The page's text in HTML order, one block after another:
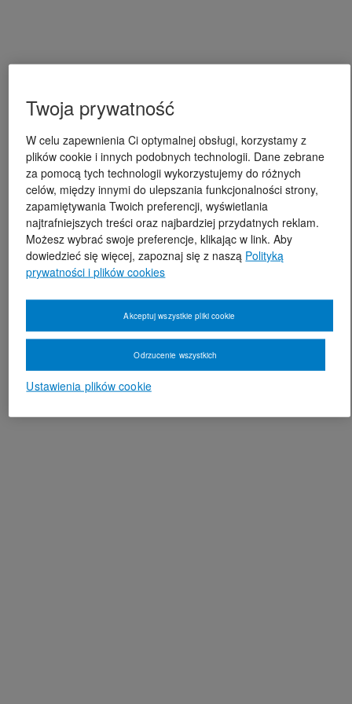
Twoja prywatność
W celu zapewnienia Ci optymalnej obsługi, korzystamy z
plików cookie i innych podobnych technologii. Dane zebrane
za pomocą tych technologii wykorzystujemy do różnych
celów, między innymi do ulepszania funkcjonalności strony,
zapamiętywania Twoich preferencji, wyświetlania
najtrafniejszych treści oraz najbardziej przydatnych reklam.
Możesz wybrać swoje preferencje, klikając w link. Aby
dowiedzieć się więcej, zapoznaj się z naszą Polityką
prywatności i plików cookies
Ustawienia plików cookie
Odrzucenie wszystkich
Akceptuj wszystkie pliki cookie